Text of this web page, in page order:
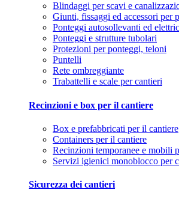
Blindaggi per scavi e
Giunti, fissaggi ed accessori per
Ponteggi autosollevanti ed
Ponteggi e strutture tubolari
Protezioni per ponteggi, teloni
Puntelli
Rete ombreggiante
Trabattelli e scale per cantieri
Recinzioni e box per il cantiere
Box e prefabbricati per il cantiere
Containers per il cantiere
Recinzioni temporanee e mobili
Servizi igienici monoblocco per
Sicurezza dei cantieri